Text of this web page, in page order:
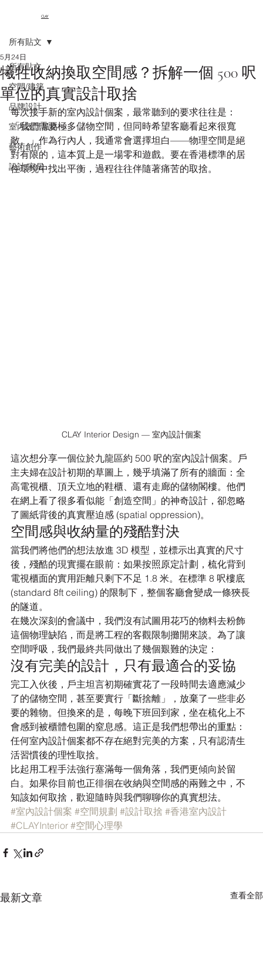
CLAY
所有貼文
空間/建築
品牌設計
室內設計風格
藝術創作
設計/家居
所有貼文
犧牲收納換取空間感？拆解一個 500 呎
單位的真實設計取捨
5月24日
每次接手新的室內設計個案，最常聽到的要求往往是：
「我們需要極多儲物空間，但同時希望客廳看起來很寬
敞。」作為行內人，我通常會選擇坦白——物理空間是絕
對有限的，這本質上是一場零和遊戲。要在香港標準的居
住環境中找出平衡，過程往往伴隨著痛苦的取捨。
CLAY Interior Design — 室內設計個案
這次想分享一個位於九龍區約 500 呎的室內設計個案。戶
主夫婦在設計初期的草圖上，幾乎填滿了所有的牆面：全
高電視櫃、頂天立地的鞋櫃、還有走廊的儲物閣樓。他們
在網上看了很多看似能「創造空間」的神奇設計，卻忽略
了圖紙背後的真實壓迫感 (spatial oppression)。
空間感與收納量的殘酷對決
當我們將他們的想法放進 3D 模型，並標示出真實的尺寸
後，殘酷的現實擺在眼前：如果按照原定計劃，梳化背到
電視櫃面的實用距離只剩下不足 1.8 米。在標準 8 呎樓底
(standard 8ft ceiling) 的限制下，整個客廳會變成一條狹長
的隧道。
在幾次深刻的會議中，我們沒有試圖用花巧的物料去粉飾
這個物理缺陷，而是將工程的客觀限制攤開來談。為了讓
空間呼吸，我們最終共同做出了幾個艱難的決定：
沒有完美的設計，只有最適合的妥協
完工入伙後，戶主坦言初期確實花了一段時間去適應減少
了的儲物空間，甚至要實行「斷捨離」，放棄了一些非必
要的雜物。但換來的是，每晚下班回到家，坐在梳化上不
會感到被櫃體包圍的窒息感。這正是我們想帶出的重點：
任何室內設計個案都不存在絕對完美的方案，只有認清生
活習慣後的理性取捨。
比起用工程手法強行塞滿每一個角落，我們更傾向於留
白。如果你目前也正徘徊在收納與空間感的兩難之中，不
知該如何取捨，歡迎隨時與我們聊聊你的真實想法。
#室內設計個案 #空間規劃 #設計取捨 #香港室內設計
#CLAYInterior #空間心理學
最新文章 查看全部